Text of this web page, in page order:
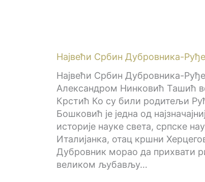
Највећи Србин Дубровника-
Највећи Србин Дубровника-
Александром Нинковић Ташић
Крстић Ко су били родитељи
Бошковић је једна од
историје науке света, српске
Италијанка, отац кршни
Дубровник морао да прихвати
великом љубављу…